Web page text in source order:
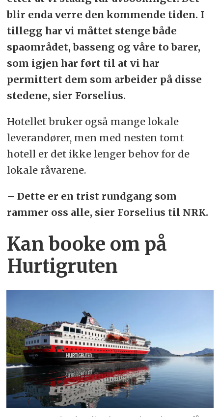
blir enda verre den kommende tiden. I
tillegg har vi måttet stenge både
spaområdet, basseng og våre to barer,
som igjen har ført til at vi har
permittert dem som arbeider på disse
stedene, sier Forselius.
Hotellet bruker også mange lokale
leverandører, men med nesten tomt
hotell er det ikke lenger behov for de
lokale råvarene.
– Dette er en trist rundgang som
rammer oss alle, sier Forselius til NRK.
Kan booke om på
Hurtigruten